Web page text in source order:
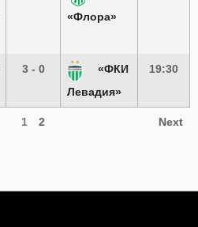
«Флора»
3 - 0
«ФКИ
Левадия»
19:30
1 2 Next